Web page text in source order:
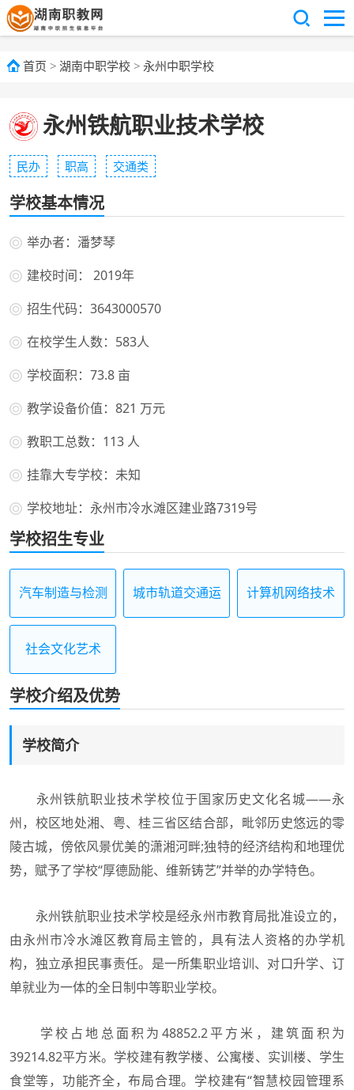
首页 > 湖南中职学校 > 永州中职学校
永州铁航职业技术学校
民办 职高 交通类
学校基本情况
举办者：潘梦琴
建校时间： 2019年
招生代码：3643000570
在校学生人数：583人
学校面积：73.8 亩
教学设备价值：821 万元
教职工总数：113 人
挂靠大专学校：未知
学校地址：永州市冷水滩区建业路7319号
学校招生专业
汽车制造与检测
城市轨道交通运
计算机网络技术
社会文化艺术
学校介绍及优势
学校简介
永州铁航职业技术学校位于国家历史文化名城——永
州，校区地处湘、粤、桂三省区结合部，毗邻历史悠远的零
陵古城，傍依风景优美的潇湘河畔;独特的经济结构和地理优
势，赋予了学校“厚德励能、维新铸艺”并举的办学特色。
永州铁航职业技术学校是经永州市教育局批准设立的，
由永州市冷水滩区教育局主管的，具有法人资格的办学机
构，独立承担民事责任。是一所集职业培训、对口升学、订
单就业为一体的全日制中等职业学校。
学校占地总面积为48852.2平方米，建筑面积为
39214.82平方米。学校建有教学楼、公寓楼、实训楼、学生
食堂等，功能齐全，布局合理。学校建有“智慧校园管理系